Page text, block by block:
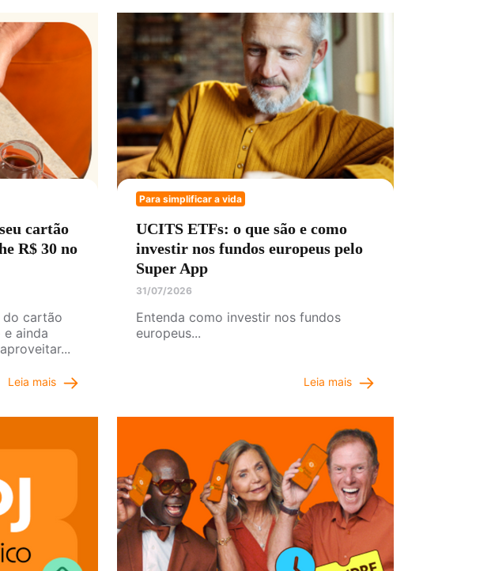
cartão
R$ 30 no
do cartão
ainda
Leia mais
Para simplificar a vida
UCITS ETFs: o que são e como
investir nos fundos europeus pelo
Super App
31/07/2026
Entenda como investir nos fundos
europeus...
Leia mais